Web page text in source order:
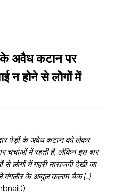
अवैध कटान पर
न होने से लोगों में
पेड़ों के अवैध कटान को लेकर
चर्चाओं में रहती है, लेकिन इस बार
से लोगों में गहरी नाराजगी देखी जा
मंगलौर के अब्दुल कलाम चैक […]